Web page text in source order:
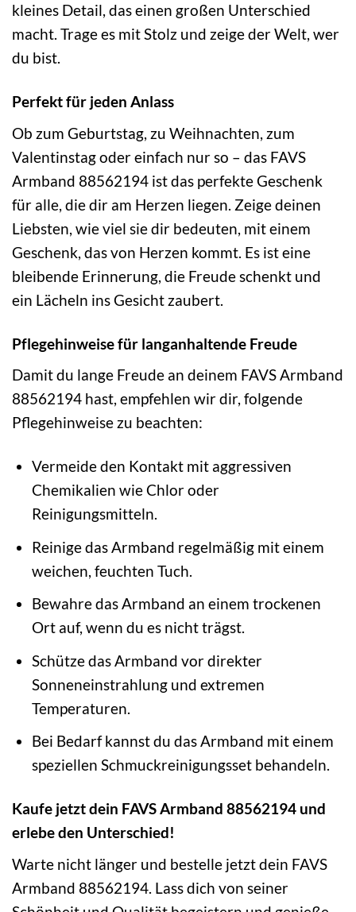
kleines Detail, das einen großen Unterschied
macht. Trage es mit Stolz und zeige der Welt, wer
du bist.
Perfekt für jeden Anlass
Ob zum Geburtstag, zu Weihnachten, zum
Valentinstag oder einfach nur so – das FAVS
Armband 88562194 ist das perfekte Geschenk
für alle, die dir am Herzen liegen. Zeige deinen
Liebsten, wie viel sie dir bedeuten, mit einem
Geschenk, das von Herzen kommt. Es ist eine
bleibende Erinnerung, die Freude schenkt und
ein Lächeln ins Gesicht zaubert.
Pflegehinweise für langanhaltende Freude
Damit du lange Freude an deinem FAVS Armband
88562194 hast, empfehlen wir dir, folgende
Pflegehinweise zu beachten:
Vermeide den Kontakt mit aggressiven
Chemikalien wie Chlor oder
Reinigungsmitteln.
Reinige das Armband regelmäßig mit einem
weichen, feuchten Tuch.
Bewahre das Armband an einem trockenen
Ort auf, wenn du es nicht trägst.
Schütze das Armband vor direkter
Sonneneinstrahlung und extremen
Temperaturen.
Bei Bedarf kannst du das Armband mit einem
speziellen Schmuckreinigungsset behandeln.
Kaufe jetzt dein FAVS Armband 88562194 und
erlebe den Unterschied!
Warte nicht länger und bestelle jetzt dein FAVS
Armband 88562194. Lass dich von seiner